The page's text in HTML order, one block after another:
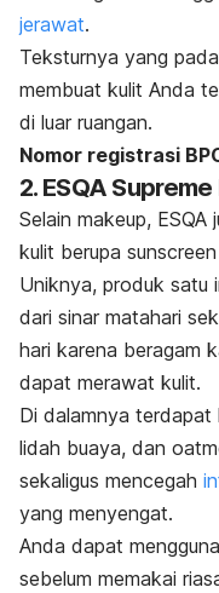
jerawat.
Teksturnya yang
membuat kulit Anda
di luar ruangan.
Nomor registrasi
2. ESQA
Selain makeup, ESQA
kulit berupa sunscreen
Uniknya, produk satu
dari sinar matahari
hari karena beragam
dapat merawat kulit.
Di dalamnya terdapat
lidah buaya, dan
sekaligus mencegah
yang menyengat.
Anda dapat
sebelum memakai